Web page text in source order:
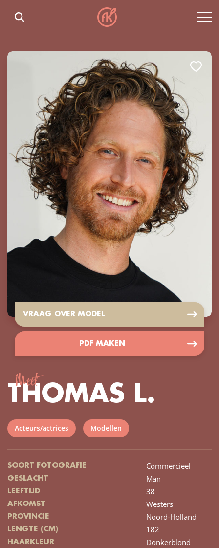
VRAAG OVER MODEL
PDF MAKEN
Meet
THOMAS L.
Acteurs/actrices Modellen
SOORT FOTOGRAFIE Commercieel
GESLACHT Man
LEEFTIJD 38
AFKOMST Westers
PROVINCIE Noord-Holland
LENGTE (CM) 182
HAARKLEUR Donkerblond